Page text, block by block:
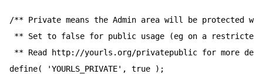
/** Private means the Admin area will be protected
** Set to false for public usage (eg on a
** Read http://yourls.org/privatepublic for more
define( 'YOURLS_PRIVATE', true );